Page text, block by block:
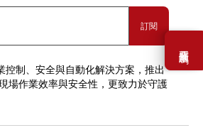
需要幫助嗎？
訂閱
控制、安全與自動化解決方案，推出
場作業效率與安全性，更致力於守護